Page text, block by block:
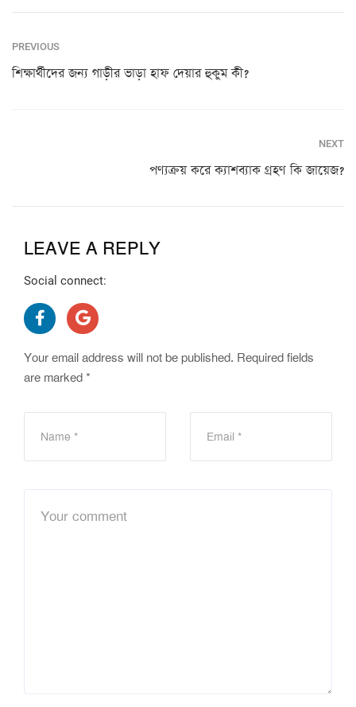
PREVIOUS
শিক্ষার্থীদের জন্য গাড়ীর ভাড়া হাফ দেয়ার হুকুম কী?
NEXT
পণ্যক্রয় করে ক্যাশব্যাক গ্রহণ কি জায়েজ?
LEAVE A REPLY
Social connect:
Your email address will not be published. Required fields
are marked *